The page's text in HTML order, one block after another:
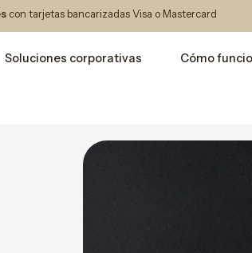
con tarjetas bancarizadas Visa o Mastercard
Soluciones corporativas Cómo